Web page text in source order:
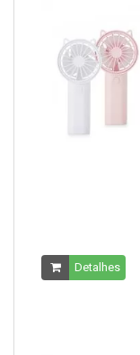
Detalhes